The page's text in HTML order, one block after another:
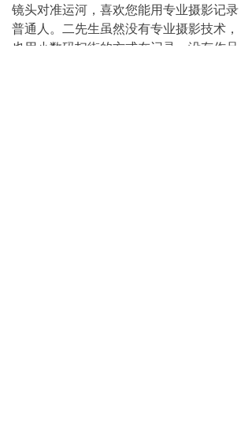
镜头对准运河，喜欢您能用专业摄影记录
普通人。二先生虽然没有专业摄影技术，
也用小数码扫街的方式在记录，没有作品